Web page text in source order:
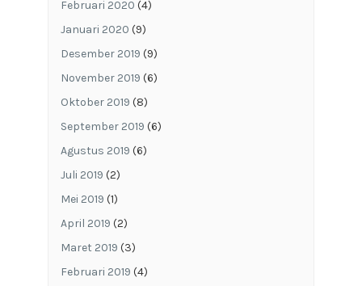
Februari 2020 (4)
Januari 2020 (9)
Desember 2019 (9)
November 2019 (6)
Oktober 2019 (8)
September 2019 (6)
Agustus 2019 (6)
Juli 2019 (2)
Mei 2019 (1)
April 2019 (2)
Maret 2019 (3)
Februari 2019 (4)